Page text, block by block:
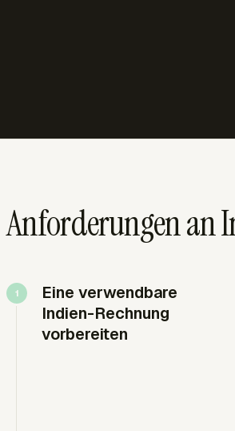
Anforderungen an
Eine verwendbare
Indien-Rechnung
vorbereiten